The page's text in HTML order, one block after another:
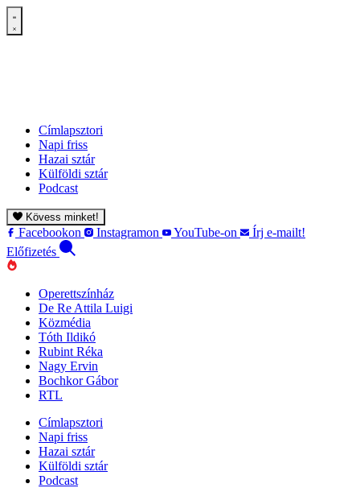
Címlapsztori
Napi friss
Hazai sztár
Külföldi sztár
Podcast
Kövess minket!
Facebookon Instagramon YouTube-on
Írj e-mailt!
Előfizetés
Operettszínház
De Re Attila Luigi
Közmédia
Tóth Ildikó
Rubint Réka
Nagy Ervin
Bochkor Gábor
RTL
Címlapsztori
Napi friss
Hazai sztár
Külföldi sztár
Podcast